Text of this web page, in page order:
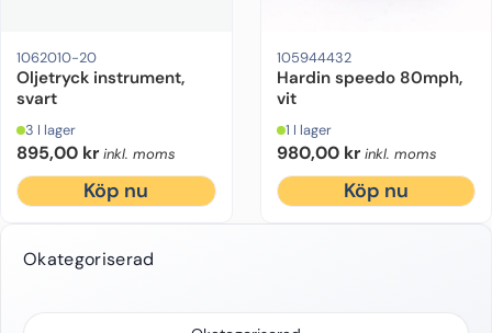
1062010-20
Oljetryck instrument,
svart
3 I lager
895,00 kr inkl. moms
Köp nu
105944432
Hardin speedo 80mph,
vit
1 I lager
980,00 kr inkl. moms
Köp nu
Okategoriserad